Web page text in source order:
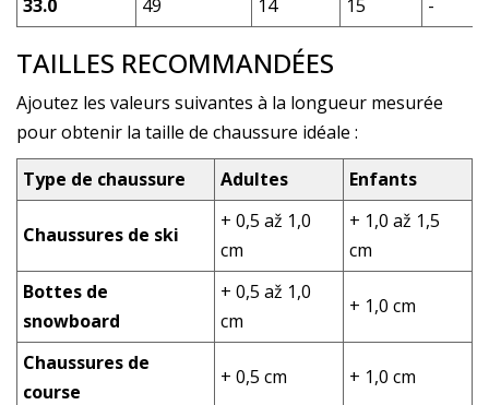
33.0
49 14 15 -
TAILLES RECOMMANDÉES
Ajoutez les valeurs suivantes à la longueur mesurée
pour obtenir la taille de chaussure idéale :
Type de chaussure
Adultes Enfants
Chaussures de ski
+ 0,5 až 1,0
cm
+ 1,0 až 1,5
cm
Bottes de
snowboard
+ 0,5 až 1,0
cm
+ 1,0 cm
Chaussures de
course
+ 0,5 cm + 1,0 cm